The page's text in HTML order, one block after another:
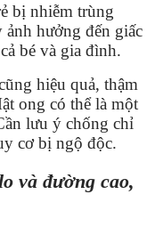
bị nhiễm trùng
hưởng đến giấc
bé và gia đình.
hiệu quả, thậm
ong có thể là một
lưu ý chống chỉ
cơ bị ngộ độc.
và đường cao,